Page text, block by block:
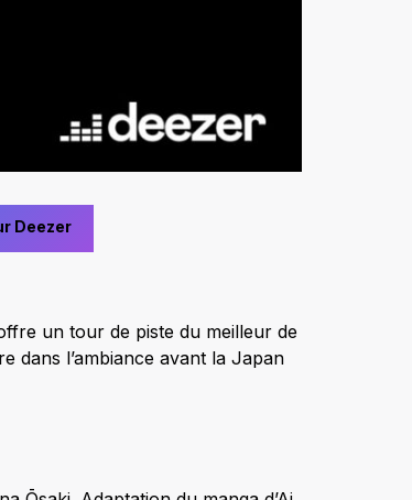
Deezer
un tour de piste du meilleur de
dans l’ambiance avant la Japan